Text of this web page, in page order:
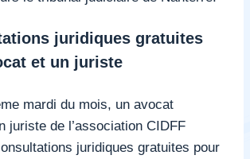
juridiques gratuites
et un juriste
mardi du mois, un avocat
juriste de l’association CIDFF
juridiques gratuites pour